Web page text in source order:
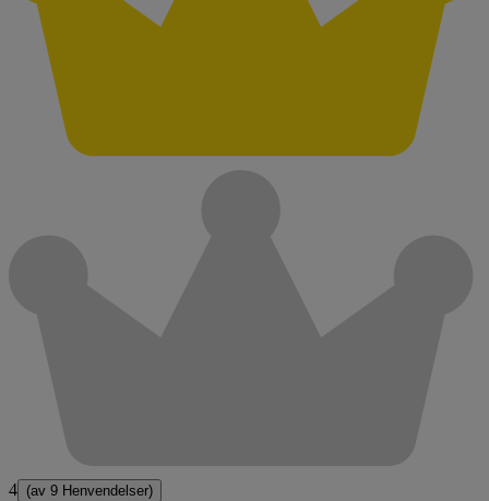
4 (av 9 Henvendelser)